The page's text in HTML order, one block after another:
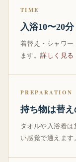
TIME
入浴10〜20
着替え・シャワ
ます。詳しく見る
PREPARATION
持ち物は替
タオルや入浴着
い感覚で通えます